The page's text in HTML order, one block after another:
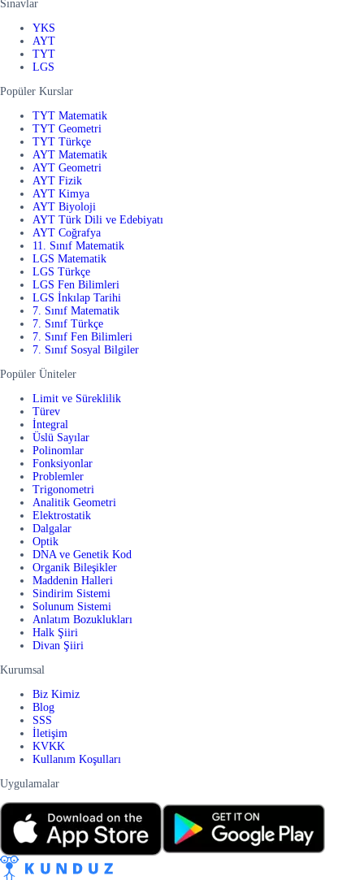
Sınavlar
YKS
AYT
TYT
LGS
Popüler Kurslar
TYT Matematik
TYT Geometri
TYT Türkçe
AYT Matematik
AYT Geometri
AYT Fizik
AYT Kimya
AYT Biyoloji
AYT Türk Dili ve Edebiyatı
AYT Coğrafya
11. Sınıf Matematik
LGS Matematik
LGS Türkçe
LGS Fen Bilimleri
LGS İnkılap Tarihi
7. Sınıf Matematik
7. Sınıf Türkçe
7. Sınıf Fen Bilimleri
7. Sınıf Sosyal Bilgiler
Popüler Üniteler
Limit ve Süreklilik
Türev
İntegral
Üslü Sayılar
Polinomlar
Fonksiyonlar
Problemler
Trigonometri
Analitik Geometri
Elektrostatik
Dalgalar
Optik
DNA ve Genetik Kod
Organik Bileşikler
Maddenin Halleri
Sindirim Sistemi
Solunum Sistemi
Anlatım Bozuklukları
Halk Şiiri
Divan Şiiri
Kurumsal
Biz Kimiz
Blog
SSS
İletişim
KVKK
Kullanım Koşulları
Uygulamalar